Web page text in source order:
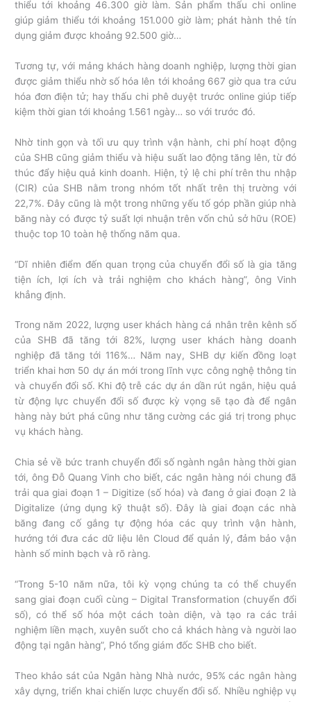
thiểu tới khoảng 46.300 giờ làm. Sản phẩm thấu chi online
giúp giảm thiểu tới khoảng 151.000 giờ làm; phát hành thẻ tín
dụng giảm được khoảng 92.500 giờ…
Tương tự, với mảng khách hàng doanh nghiệp, lượng thời gian
được giảm thiểu nhờ số hóa lên tới khoảng 667 giờ qua tra cứu
hóa đơn điện tử; hay thấu chi phê duyệt trước online giúp tiếp
kiệm thời gian tới khoảng 1.561 ngày… so với trước đó.
Nhờ tinh gọn và tối ưu quy trình vận hành, chi phí hoạt động
của SHB cũng giảm thiểu và hiệu suất lao động tăng lên, từ đó
thúc đẩy hiệu quả kinh doanh. Hiện, tỷ lệ chi phí trên thu nhập
(CIR) của SHB nằm trong nhóm tốt nhất trên thị trường với
22,7%. Đây cũng là một trong những yếu tố góp phần giúp nhà
băng này có được tỷ suất lợi nhuận trên vốn chủ sở hữu (ROE)
thuộc top 10 toàn hệ thống năm qua.
“Dĩ nhiên điểm đến quan trọng của chuyển đổi số là gia tăng
tiện ích, lợi ích và trải nghiệm cho khách hàng”, ông Vinh
khẳng định.
Trong năm 2022, lượng user khách hàng cá nhân trên kênh số
của SHB đã tăng tới 82%, lượng user khách hàng doanh
nghiệp đã tăng tới 116%… Năm nay, SHB dự kiến đồng loạt
triển khai hơn 50 dự án mới trong lĩnh vực công nghệ thông tin
và chuyển đổi số. Khi độ trễ các dự án dần rút ngắn, hiệu quả
từ động lực chuyển đổi số được kỳ vọng sẽ tạo đà để ngân
hàng này bứt phá cũng như tăng cường các giá trị trong phục
vụ khách hàng.
Chia sẻ về bức tranh chuyển đổi số ngành ngân hàng thời gian
tới, ông Đỗ Quang Vinh cho biết, các ngân hàng nói chung đã
trải qua giai đoạn 1 – Digitize (số hóa) và đang ở giai đoạn 2 là
Digitalize (ứng dụng kỹ thuật số). Đây là giai đoạn các nhà
băng đang cố gắng tự động hóa các quy trình vận hành,
hướng tới đưa các dữ liệu lên Cloud để quản lý, đảm bảo vận
hành số minh bạch và rõ ràng.
“Trong 5-10 năm nữa, tôi kỳ vọng chúng ta có thể chuyển
sang giai đoạn cuối cùng – Digital Transformation (chuyển đổi
số), có thể số hóa một cách toàn diện, và tạo ra các trải
nghiệm liền mạch, xuyên suốt cho cả khách hàng và người lao
động tại ngân hàng”, Phó tổng giám đốc SHB cho biết.
Theo khảo sát của Ngân hàng Nhà nước, 95% các ngân hàng
xây dựng, triển khai chiến lược chuyển đổi số. Nhiều nghiệp vụ